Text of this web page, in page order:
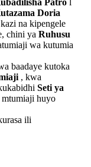
Patro l
Doria
kazi na kipengele
, chini ya Ruhusu
wa kutumia
baadaye kutoka
, kwa
Seti ya
mtumiaji huyo
ili